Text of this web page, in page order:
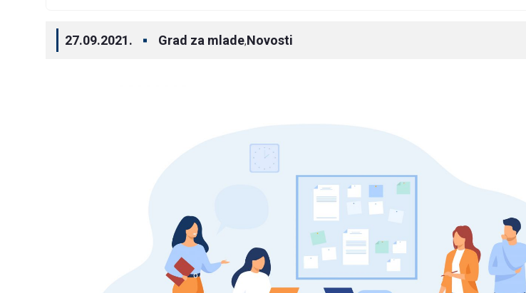
27.09.2021. Grad za mlade,Novosti